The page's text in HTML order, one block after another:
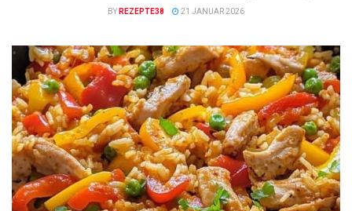
BY REZEPTE38 21 JANUAR 2026